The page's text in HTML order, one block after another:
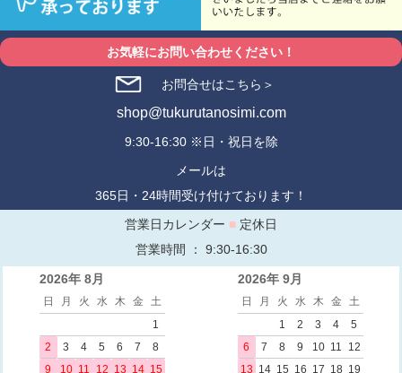
お気軽にお問い合わせください！
お問合せはこちら＞
shop@tukurutanosimi.com
9:30-16:30 ※日・祝日を除
メールは
365日・24時間受け付けております！
営業日カレンダー ■ 定休日
営業時間 ： 9:30-16:30
2026年 8月
日 月 火 水 木 金
土
1
2
3 4 5 6 7
8
9
10 11 12 13 14 15
2026年 9月
日 月 火 水 木 金
土
1
2 3 4
5
6
7 8 9 10 11
12
13 14 15 16 17 18 19